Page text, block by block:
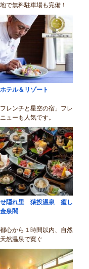
を見る
で無料駐車場も完備！
テル＆リゾート
フレンチと星空の宿」フレ
ューも人気です。
せ隠れ里 猿投温泉 癒し
泉閣
心から１時間以内、自然
然温泉で寛ぐ